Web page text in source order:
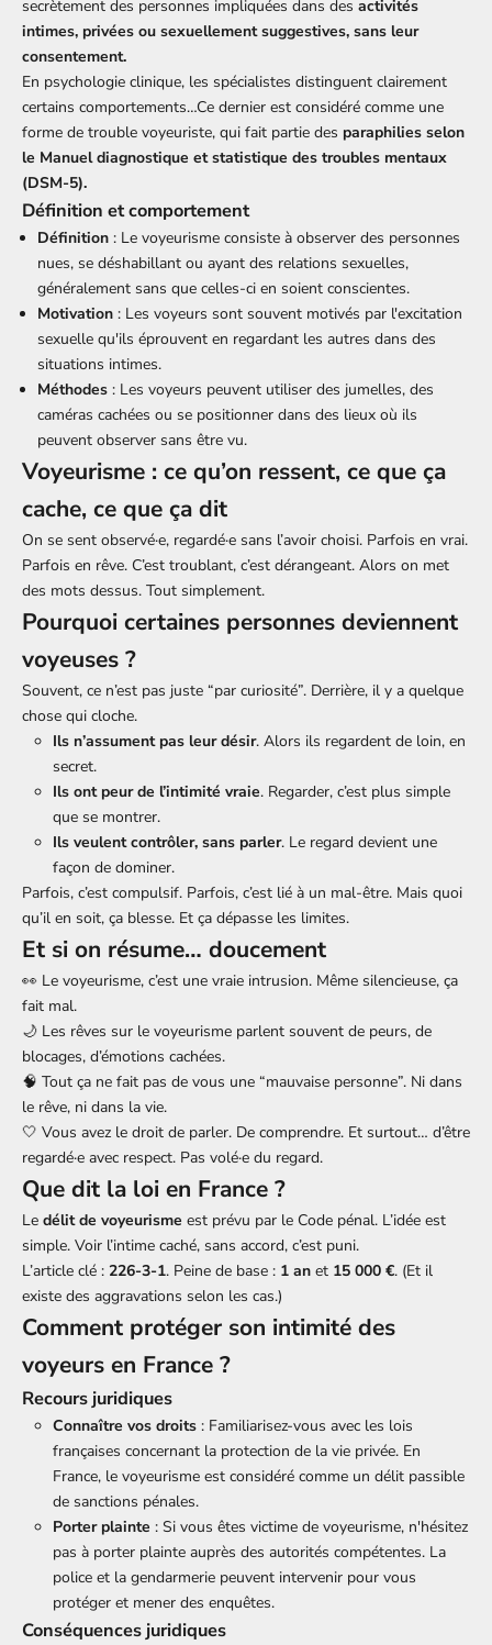
secrètement des personnes impliquées dans des activités
intimes, privées ou sexuellement suggestives, sans leur
consentement.
En psychologie clinique, les spécialistes distinguent clairement
certains comportements…Ce dernier est considéré comme une
forme de trouble voyeuriste, qui fait partie des paraphilies selon
le Manuel diagnostique et statistique des troubles mentaux
(DSM-5).
Définition et comportement
Définition : Le voyeurisme consiste à observer des personnes
nues, se déshabillant ou ayant des relations sexuelles,
généralement sans que celles-ci en soient conscientes.
Motivation : Les voyeurs sont souvent motivés par l'excitation
sexuelle qu'ils éprouvent en regardant les autres dans des
situations intimes.
Méthodes : Les voyeurs peuvent utiliser des jumelles, des
caméras cachées ou se positionner dans des lieux où ils
peuvent observer sans être vu.
Voyeurisme : ce qu’on ressent, ce que ça
cache, ce que ça dit
On se sent observé·e, regardé·e sans l’avoir choisi. Parfois en vrai.
Parfois en rêve. C’est troublant, c’est dérangeant. Alors on met
des mots dessus. Tout simplement.
Pourquoi certaines personnes deviennent
voyeuses ?
Souvent, ce n’est pas juste “par curiosité”. Derrière, il y a quelque
chose qui cloche.
Ils n’assument pas leur désir. Alors ils regardent de loin, en
secret.
Ils ont peur de l’intimité vraie. Regarder, c’est plus simple
que se montrer.
Ils veulent contrôler, sans parler. Le regard devient une
façon de dominer.
Parfois, c’est compulsif. Parfois, c’est lié à un mal-être. Mais quoi
qu’il en soit, ça blesse. Et ça dépasse les limites.
Et si on résume… doucement
👀 Le voyeurisme, c’est une vraie intrusion. Même silencieuse, ça
fait mal.
🌙 Les rêves sur le voyeurisme parlent souvent de peurs, de
blocages, d’émotions cachées.
🧠 Tout ça ne fait pas de vous une “mauvaise personne”. Ni dans
le rêve, ni dans la vie.
🤍 Vous avez le droit de parler. De comprendre. Et surtout… d’être
regardé·e avec respect. Pas volé·e du regard.
Que dit la loi en France ?
Le délit de voyeurisme est prévu par le Code pénal. L’idée est
simple. Voir l’intime caché, sans accord, c’est puni.
L’article clé : 226-3-1. Peine de base : 1 an et 15 000 €. (Et il
existe des aggravations selon les cas.)
Comment protéger son intimité des
voyeurs en France ?
Recours juridiques
Connaître vos droits : Familiarisez-vous avec les lois
françaises concernant la protection de la vie privée. En
France, le voyeurisme est considéré comme un délit passible
de sanctions pénales.
Porter plainte : Si vous êtes victime de voyeurisme, n'hésitez
pas à porter plainte auprès des autorités compétentes. La
police et la gendarmerie peuvent intervenir pour vous
protéger et mener des enquêtes.
Conséquences juridiques